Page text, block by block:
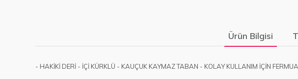
Ürün Bilgisi
- HAKİKİ DERİ - İÇİ KÜRKLÜ - KAUÇUK KAYMAZ TABAN - KOLAY KULLANIM İÇİN